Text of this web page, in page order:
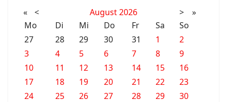
« < August 2026 >
»
Mo
Di Mi Do Fr Sa
So
27
28 29 30 31 1
2
3
4 5 6 7 8
9
10
11 12 13 14 15
16
17
18 19 20 21 22
23
24
25 26 27 28 29
30